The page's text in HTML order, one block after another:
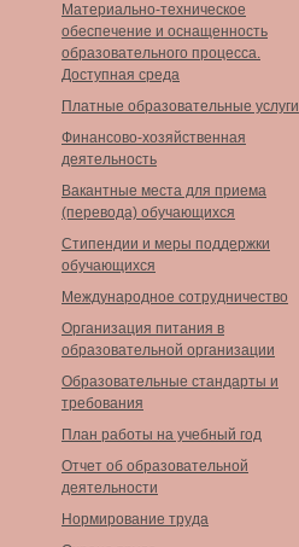
Материально-техническое
обеспечение и оснащенность
образовательного процесса.
Доступная среда
Платные образовательные услуги
Финансово-хозяйственная
деятельность
Вакантные места для приема
(перевода) обучающихся
Стипендии и меры поддержки
обучающихся
Международное сотрудничество
Организация питания в
образовательной организации
Образовательные стандарты и
требования
План работы на учебный год
Отчет об образовательной
деятельности
Нормирование труда